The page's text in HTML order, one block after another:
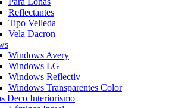
Reflectantes
Tipo Velleda
Vela Dacron
Windows Avery
Windows LG
Windows Reflectiv
Windows Transparentes Color
Deco Interiorismo